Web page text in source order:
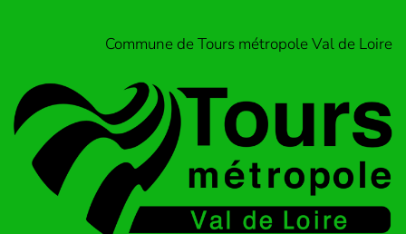
Commune de Tours métropole Val de Loire